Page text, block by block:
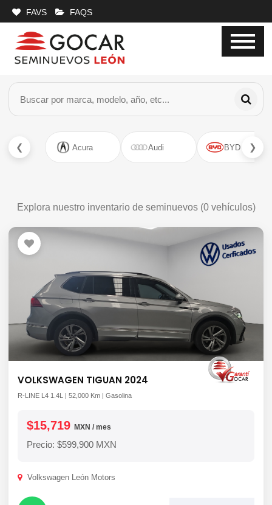
FAVS FAQS
❮ Acura Audi BYD ❯
Explora nuestro inventario de seminuevos (0vehículos)
VOLKSWAGEN TIGUAN 2024
R-LINE L4 1.4L | 52,000 Km | Gasolina
$15,719 MXN / mes
Precio: $599,900 MXN
Volkswagen León Motors